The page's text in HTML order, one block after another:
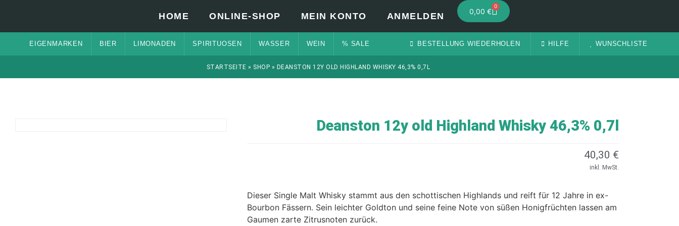
HOME ONLINE-SHOP MEIN KONTO ANMELDEN 0,00 €
0
EIGENMARKEN BIER LIMONADEN SPIRITUOSEN WASSER WEIN % SALE BESTELLUNG WIEDERHOLEN HILFE WUNSCHLISTE
STARTSEITE » SHOP » DEANSTON 12Y OLD HIGHLAND WHISKY 46,3% 0,7L
Deanston 12y old Highland Whisky 46,3% 0,7l
40,30 €
inkl. MwSt.
Dieser Single Malt Whisky stammt aus den schottischen Highlands und reift für 12 Jahre in ex-
Bourbon Fässern. Sein leichter Goldton und seine feine Note von süßen Honigfrüchten lassen am
Gaumen zarte Zitrusnoten zurück.